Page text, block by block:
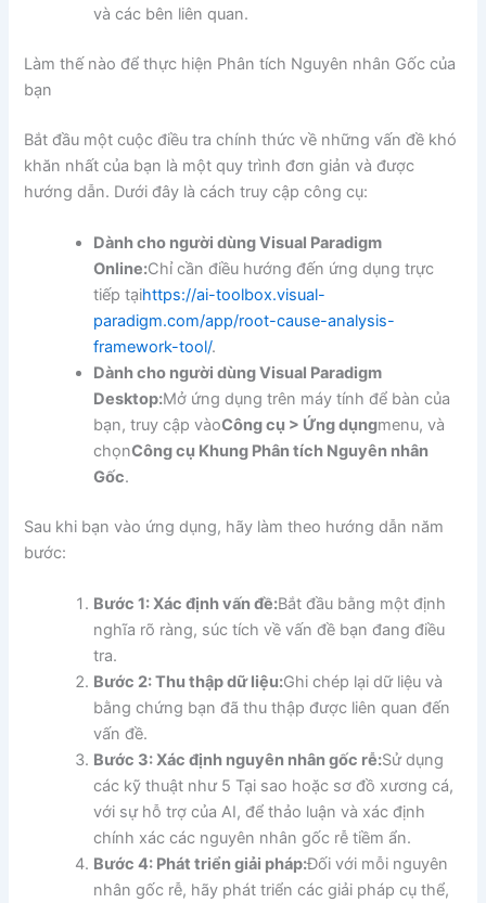
và các bên liên quan.
Làm thế nào để thực hiện Phân tích Nguyên nhân Gốc của
bạn
Bắt đầu một cuộc điều tra chính thức về những vấn đề khó
khăn nhất của bạn là một quy trình đơn giản và được
hướng dẫn. Dưới đây là cách truy cập công cụ:
Dành cho người dùng Visual Paradigm
Online:Chỉ cần điều hướng đến ứng dụng trực
tiếp tạihttps://ai-toolbox.visual-
paradigm.com/app/root-cause-analysis-
framework-tool/.
Dành cho người dùng Visual Paradigm
Desktop:Mở ứng dụng trên máy tính để bàn của
bạn, truy cập vàoCông cụ > Ứng dụngmenu, và
chọnCông cụ Khung Phân tích Nguyên nhân
Gốc.
Sau khi bạn vào ứng dụng, hãy làm theo hướng dẫn năm
bước:
Bước 1: Xác định vấn đề:Bắt đầu bằng một định
nghĩa rõ ràng, súc tích về vấn đề bạn đang điều
tra.
Bước 2: Thu thập dữ liệu:Ghi chép lại dữ liệu và
bằng chứng bạn đã thu thập được liên quan đến
vấn đề.
Bước 3: Xác định nguyên nhân gốc rễ:Sử dụng
các kỹ thuật như 5 Tại sao hoặc sơ đồ xương cá,
với sự hỗ trợ của AI, để thảo luận và xác định
chính xác các nguyên nhân gốc rễ tiềm ẩn.
Bước 4: Phát triển giải pháp:Đối với mỗi nguyên
nhân gốc rễ, hãy phát triển các giải pháp cụ thể,